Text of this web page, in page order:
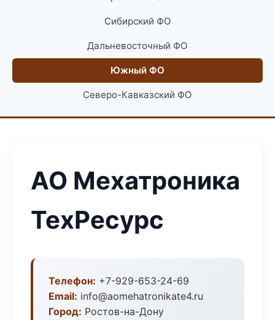
Сибирский ФО
Дальневосточный ФО
Южный ФО
Северо-Кавказский ФО
АО Мехатроника
ТехРесурс
Телефон: +7-929-653-24-69
Email: info@aomehatronikate4.ru
Город: Ростов-на-Дону